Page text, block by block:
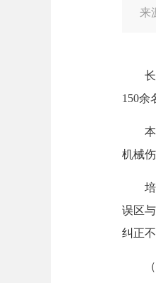
来
150余
机械
误区
纠正